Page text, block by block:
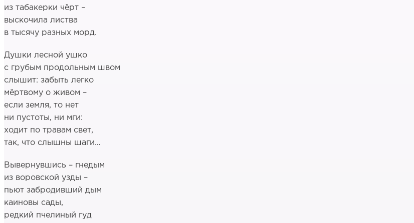
из табакерки чёрт –
выскочила листва
в тысячу разных морд.
Душки лесной ушко
с грубым продольным швом
слышит: забыть легко
мёртвому о живом –
если земля, то нет
ни пустоты, ни мги:
ходит по травам свет,
так, что слышны шаги…
Вывернувшись – гнедым
из воровской узды –
пьют забродивший дым
каиновы сады,
редкий пчелиный гуд